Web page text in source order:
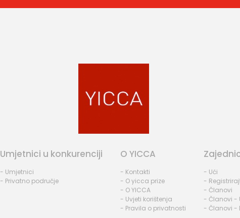
Umjetnici u konkurenciji
- Umjetnici
- Privatno područje
O YICCA
- Kontakti
- O yicca prize
- O YICCA
- Uvjeti korištenja
- Pravila o privatnosti
- Ući
-
- Članovi
- Članovi -
- Članovi -